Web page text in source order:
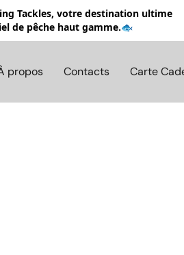
Tackles, votre destination ultime
de pêche haut gamme.🐟
propos Contacts Carte